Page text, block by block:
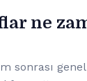
ne
sonrası